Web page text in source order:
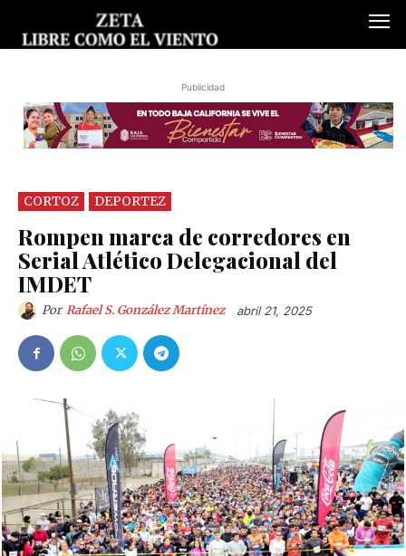
Publicidad
CORTOZ DEPORTEZ
Rompen marca de corredores en
Serial Atlético Delegacional del
IMDET
Por Rafael S. González Martínez abril 21, 2025